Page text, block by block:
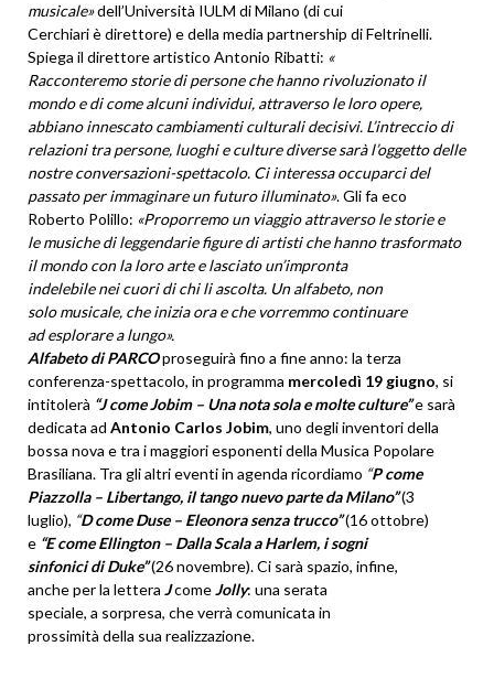
musicale»dell’Università IULM di Milano (di cui
Cerchiari è direttore) edella media partnership diFeltrinelli.
Spiega il direttore artistico Antonio Ribatti: «
Racconteremo storie dipersone che hannorivoluzionato il
mondo e di come alcuni individui, attraverso le loro opere,
abbiano innescato cambiamenti culturali decisivi. L’intreccio di
relazioni tra persone, luoghi e culture diverse sarà l’oggetto delle
nostre conversazioni-spettacolo. Ci interessa occuparci del
passato per immaginare un futuro illuminato». Gli fa eco
Roberto Polillo: «Proporremo un viaggio attraverso le storie e
le musiche di leggendarie figure di artisti che hanno trasformato
il mondo con la loro arte e lasciato un’impronta
indelebile nei cuori di chili ascolta. Un alfabeto, non
solo musicale, che inizia orae che vorremmo continuare
ad esplorare a lungo».
Alfabeto di PARCOproseguirà fino a fine anno: la terza
conferenza-spettacolo, in programma mercoledì 19 giugno, si
intitolerà “J come Jobim – Una nota sola e molte culture”e sarà
dedicata ad Antonio Carlos Jobim, uno degli inventori della
bossa nova e tra i maggiori esponenti della Musica Popolare
Brasiliana. Tra gli altri eventi in agenda ricordiamo “P come
Piazzolla – Libertango, il tango nuevo parte da Milano”(3
luglio), “D come Duse – Eleonora senza trucco”(16 ottobre)
e “E come Ellington – DallaScala a Harlem, i sogni
sinfonici di Duke”(26 novembre). Ci sarà spazio, infine,
anche per la lettera JcomeJolly: una serata
speciale, a sorpresa, che verrà comunicata in
prossimità della sua realizzazione.